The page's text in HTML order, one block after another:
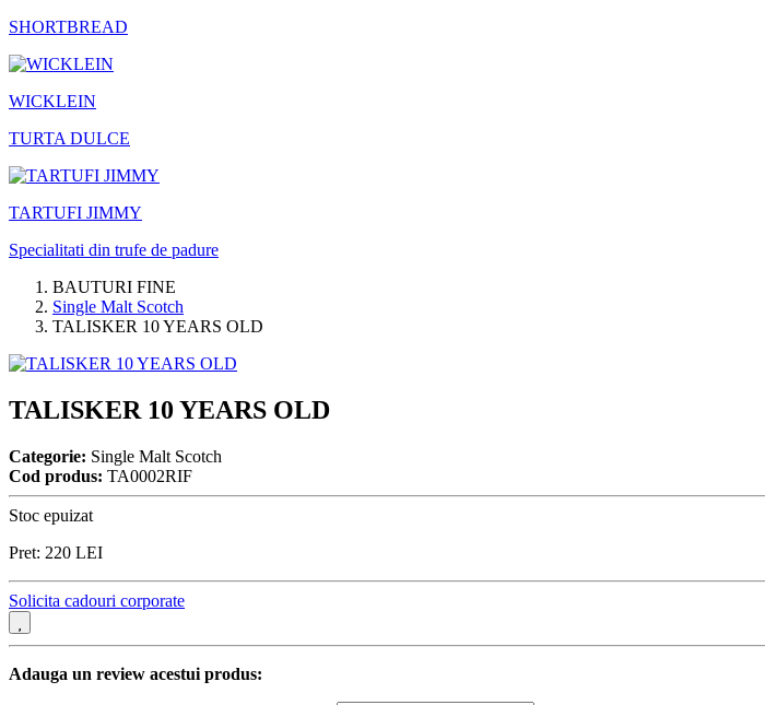
SHORTBREAD
WICKLEIN
TURTA DULCE
TARTUFI JIMMY
Specialitati din trufe de padure
BAUTURI FINE
Single Malt Scotch
TALISKER 10 YEARS OLD
TALISKER 10 YEARS OLD
Categorie: Single Malt Scotch
Cod produs: TA0002RIF
Stoc epuizat
Pret: 220 LEI
Solicita cadouri corporate
Adauga un review acestui produs: